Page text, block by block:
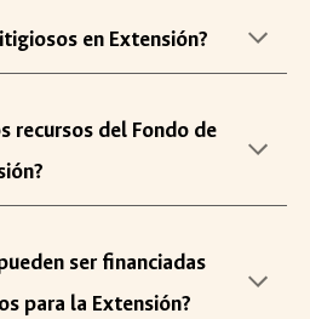
en Extensión?
recursos del Fondo de
?
ser financiadas
para la Extensión?